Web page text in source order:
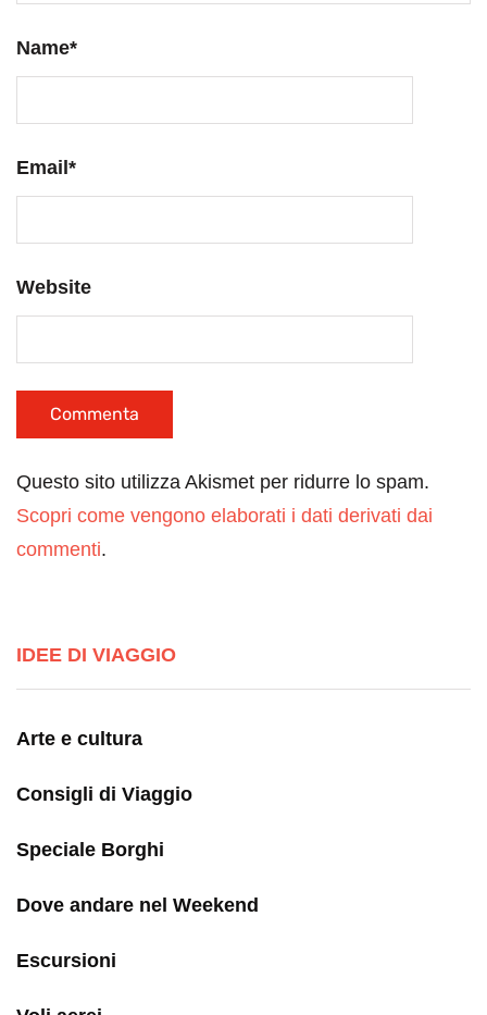
Name*
Email*
Website
Questo sito utilizza Akismet per ridurre lo spam.
Scopri come vengono elaborati i dati derivati dai
commenti.
IDEE DI VIAGGIO
Arte e cultura
Consigli di Viaggio
Speciale Borghi
Dove andare nel Weekend
Escursioni